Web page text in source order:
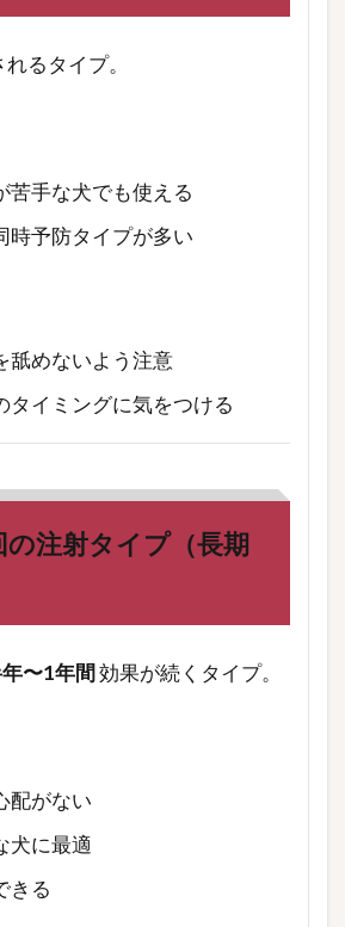
るタイプ。
苦手な犬でも使える
時予防タイプが多い
舐めないよう注意
タイミングに気をつける
注射タイプ（長期
〜1年間 効果が続くタイプ。
配がない
犬に最適
きる